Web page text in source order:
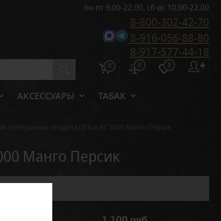
пн-пт 9.00-22.00, сб-вс 10.00-22.00
8-800-302-42-70
8-916-056-88-80
8-917-577-44-18
0 0 0 ✚
АКСЕССУАРЫ ТАБАК
электронная сигарета Elf Bar BC 3000 Манго Персик
Манго Персик